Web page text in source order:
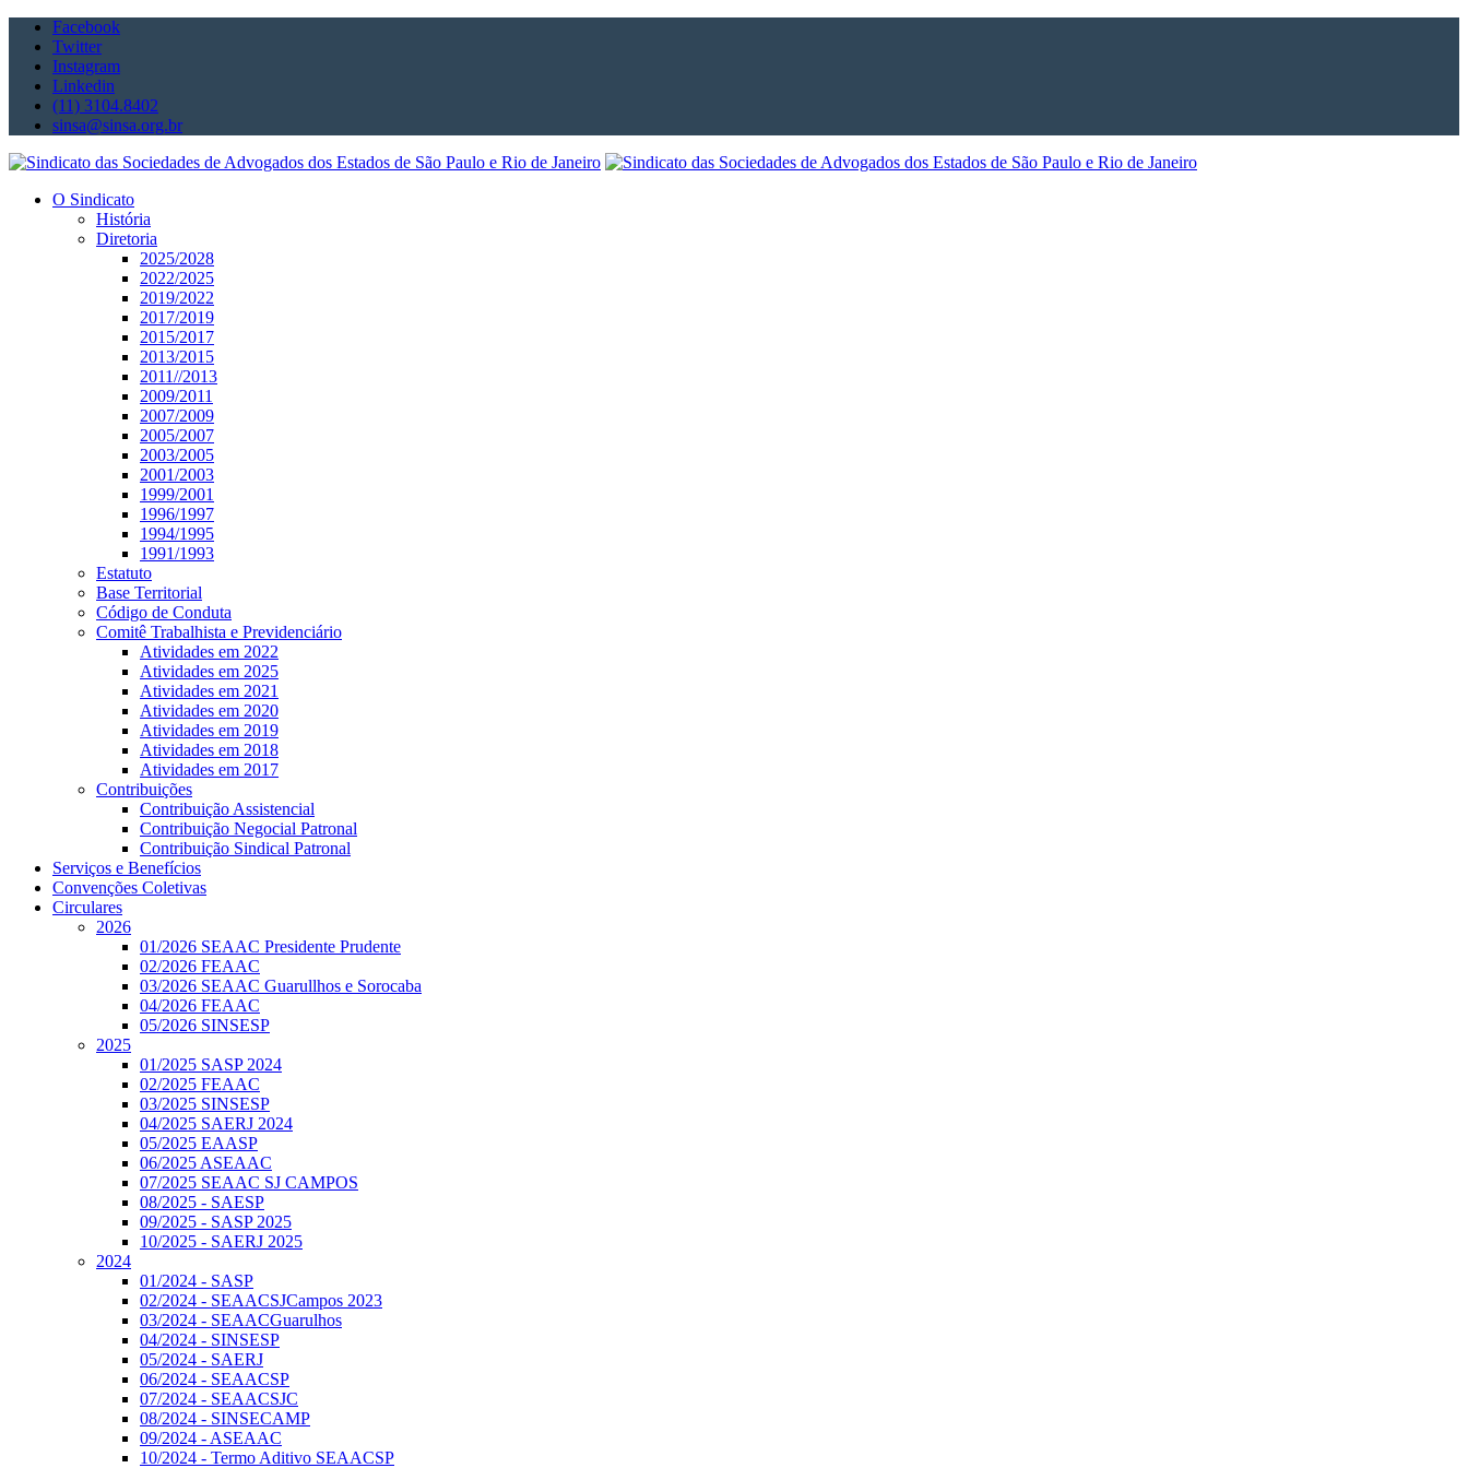
Facebook
Twitter
Instagram
Linkedin
(11) 3104.8402
sinsa@sinsa.org.br
O Sindicato
História
Diretoria
2025/2028
2022/2025
2019/2022
2017/2019
2015/2017
2013/2015
2011//2013
2009/2011
2007/2009
2005/2007
2003/2005
2001/2003
1999/2001
1996/1997
1994/1995
1991/1993
Estatuto
Base Territorial
Código de Conduta
Comitê Trabalhista e Previdenciário
Atividades em 2022
Atividades em 2025
Atividades em 2021
Atividades em 2020
Atividades em 2019
Atividades em 2018
Atividades em 2017
Contribuições
Contribuição Assistencial
Contribuição Negocial Patronal
Contribuição Sindical Patronal
Serviços e Benefícios
Convenções Coletivas
Circulares
2026
01/2026 SEAAC Presidente Prudente
02/2026 FEAAC
03/2026 SEAAC Guarullhos e Sorocaba
04/2026 FEAAC
05/2026 SINSESP
2025
01/2025 SASP 2024
02/2025 FEAAC
03/2025 SINSESP
04/2025 SAERJ 2024
05/2025 EAASP
06/2025 ASEAAC
07/2025 SEAAC SJ CAMPOS
08/2025 - SAESP
09/2025 - SASP 2025
10/2025 - SAERJ 2025
2024
01/2024 - SASP
02/2024 - SEAACSJCampos 2023
03/2024 - SEAACGuarulhos
04/2024 - SINSESP
05/2024 - SAERJ
06/2024 - SEAACSP
07/2024 - SEAACSJC
08/2024 - SINSECAMP
09/2024 - ASEAAC
10/2024 - Termo Aditivo SEAACSP